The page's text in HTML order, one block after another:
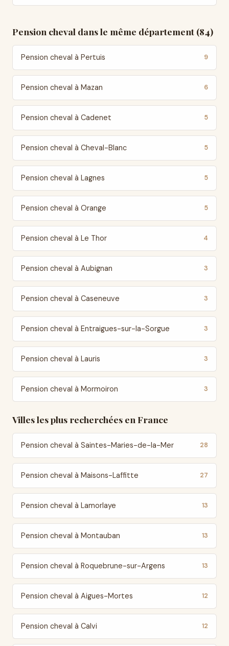
Pension cheval dans le même département (84)
Pension cheval à Pertuis 9
Pension cheval à Mazan 6
Pension cheval à Cadenet 5
Pension cheval à Cheval-Blanc 5
Pension cheval à Lagnes 5
Pension cheval à Orange 5
Pension cheval à Le Thor 4
Pension cheval à Aubignan 3
Pension cheval à Caseneuve 3
Pension cheval à Entraigues-sur-la-Sorgue 3
Pension cheval à Lauris 3
Pension cheval à Mormoiron 3
Villes les plus recherchées en France
Pension cheval à Saintes-Maries-de-la-Mer 28
Pension cheval à Maisons-Laffitte 27
Pension cheval à Lamorlaye 13
Pension cheval à Montauban 13
Pension cheval à Roquebrune-sur-Argens 13
Pension cheval à Aigues-Mortes 12
Pension cheval à Calvi 12